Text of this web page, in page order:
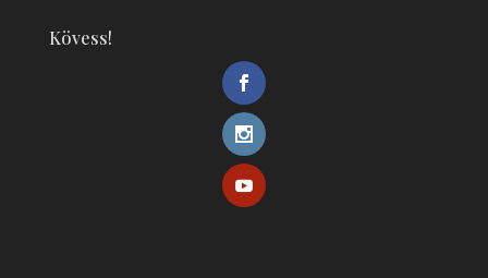
Kövess!